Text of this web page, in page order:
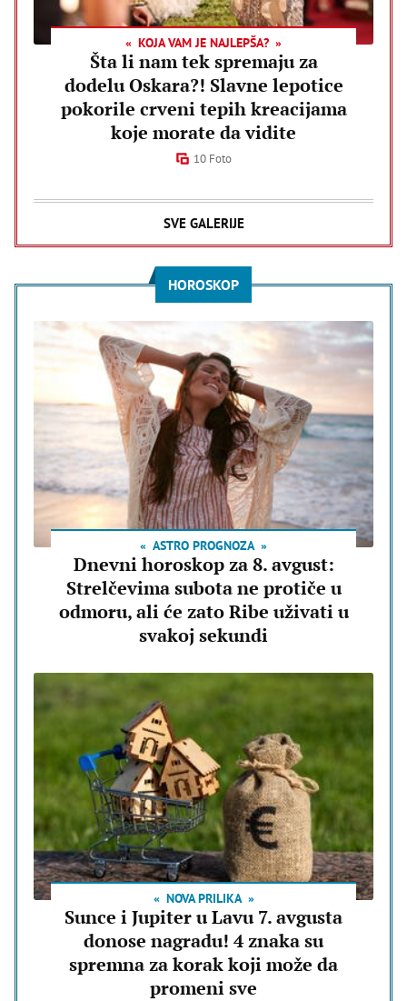
KOJA VAM JE NAJLEPŠA?
Šta li nam tek spremaju za
dodelu Oskara?! Slavne lepotice
pokorile crveni tepih kreacijama
koje morate da vidite
10 Foto
SVE GALERIJE
HOROSKOP
ASTRO PROGNOZA
Dnevni horoskop za 8. avgust:
Strelčevima subota ne protiče u
odmoru, ali će zato Ribe uživati u
svakoj sekundi
NOVA PRILIKA
Sunce i Jupiter u Lavu 7. avgusta
donose nagradu! 4 znaka su
spremna za korak koji može da
promeni sve